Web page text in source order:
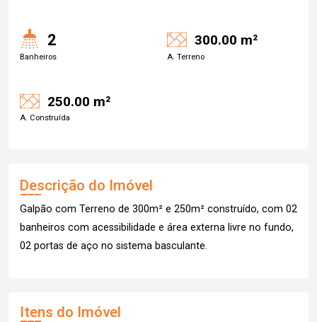
2
Banheiros
300.00 m²
A. Terreno
250.00 m²
A. Construída
Descrição do Imóvel
Galpão com Terreno de 300m² e 250m² construído, com 02
banheiros com acessibilidade e área externa livre no fundo,
02 portas de aço no sistema basculante.
Itens do Imóvel